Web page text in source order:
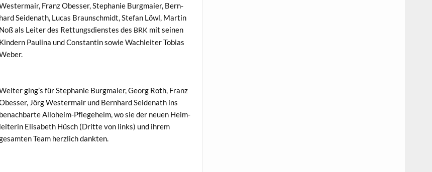
Franz Obess­er, Stephanie Burgmaier, Bern­
hard Sei­de­nath, Lucas Braun­schmidt, Ste­fan Löwl, Mar­tin
Noß als Leit­er des Ret­tungs­di­en­stes des BRK mit seinen
Kindern Pauli­na und Con­stan­tin sowie Wach­leit­er Tobias
ging’s für Stephanie Burgmaier, Georg Roth, Franz
Jörg West­er­mair und Bern­hard Sei­de­nath ins
benach­barte Allo­heim-Pflege­heim, wo sie der neuen Heim­
lei­t­erin Elis­a­beth Hüsch (Dritte von links) und ihrem
Team her­zlich dankten.